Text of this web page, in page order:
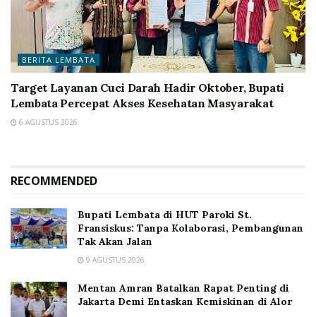
BERITA LEMBATA
Target Layanan Cuci Darah Hadir Oktober, Bupati
Lembata Percepat Akses Kesehatan Masyarakat
6 AGUSTUS 2026
RECOMMENDED
Bupati Lembata di HUT Paroki St.
Fransiskus: Tanpa Kolaborasi, Pembangunan
Tak Akan Jalan
9 AGUSTUS 2026
Mentan Amran Batalkan Rapat Penting di
Jakarta Demi Entaskan Kemiskinan di Alor